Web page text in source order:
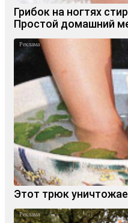
Грибок на ногтях
Простой домашний
Этот трюк